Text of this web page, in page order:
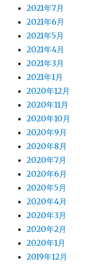
2021年7月
2021年6月
2021年5月
2021年4月
2021年3月
2021年1月
2020年12月
2020年11月
2020年10月
2020年9月
2020年8月
2020年7月
2020年6月
2020年5月
2020年4月
2020年3月
2020年2月
2020年1月
2019年12月